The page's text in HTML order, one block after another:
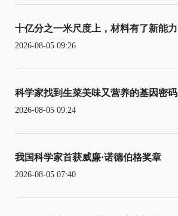
十亿分之一米尺度上，材料有了新能力
2026-08-05 09:26
科学家找到生菜美味又营养的基因密码
2026-08-05 09:24
我国科学家首获威廉·诺德伯格奖章
2026-08-05 07:40